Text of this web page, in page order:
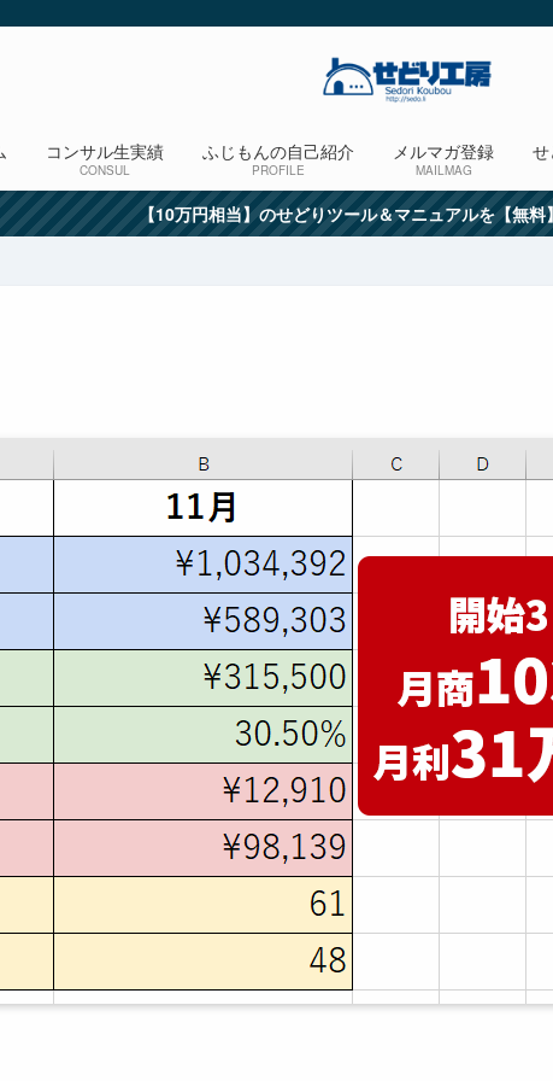
コンサル生実績
CONSUL
ふじもんの自己紹介
PROFILE
メルマガ登録
MAILMAG
【10万円相当】のせどりツール＆マニュアルを【無料